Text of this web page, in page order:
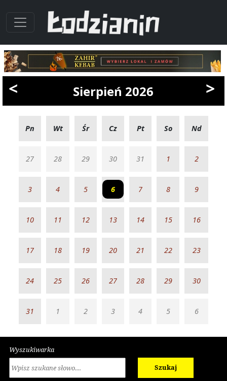
< Sierpień 2026 >
Pn Wt Śr Cz Pt So Nd
27 28 29 30 31 1 2
3 4 5 6 7 8 9
10 11 12 13 14 15 16
17 18 19 20 21 22 23
24 25 26 27 28 29 30
31 1 2 3 4 5 6
Wyszukiwarka
Szukaj